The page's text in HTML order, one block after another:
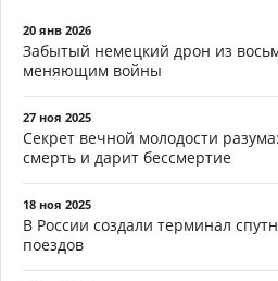
20 янв 2026
Забытый немецкий дрон из
меняющим войны
27 ноя 2025
Секрет вечной молодости
смерть и дарит бессмертие
18 ноя 2025
В России создали терминал
поездов